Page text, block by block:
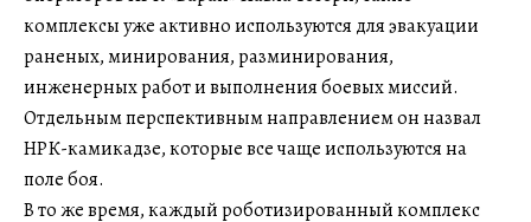
комплексы уже активно используются для эвакуации
раненых, минирования, разминирования,
инженерных работ и выполнения боевых миссий.
Отдельным перспективным направлением он назвал
НРК-камикадзе, которые все чаще используются на
поле боя.
В то же время, каждый роботизированный комплекс